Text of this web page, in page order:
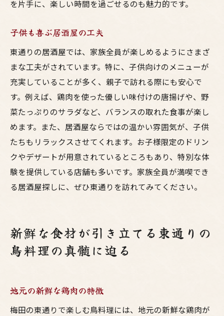
を片手に、楽しい時間を過ごせるのも魅力的です。
子供も喜ぶ居酒屋の工夫
東通りの居酒屋では、家族全員が楽しめるようにさまざ
まな工夫がされています。特に、子供向けのメニューが
充実していることが多く、親子で訪れる際にも安心で
す。例えば、鶏肉を使った優しい味付けの唐揚げや、野
菜たっぷりのサラダなど、バランスの取れた食事が楽し
めます。また、居酒屋ならではの温かい雰囲気が、子供
たちもリラックスさせてくれます。お子様限定のドリン
クやデザートが用意されているところもあり、特別な体
験を提供している店舗も多いです。家族全員が満喫でき
る居酒屋探しに、ぜひ東通りを訪れてみてください。
新鮮な食材が引き立てる東通りの
鳥料理の真髄に迫る
地元の新鮮な鶏肉の特徴
梅田の東通りで楽しむ鳥料理には、地元の新鮮な鶏肉が